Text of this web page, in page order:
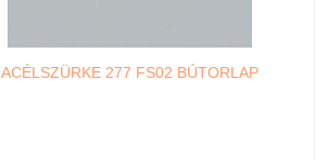
ACÉLSZÜRKE 277 FS02 BÚTORLAP